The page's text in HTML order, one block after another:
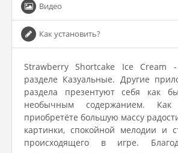
Видео
Как установить?
Strawberry Shortcake Ice Cream
разделе Казуальные. Другие
раздела презентуют себя как
необычным содержанием.
приобретёте большую массу
картинки, спокойной мелодии и
происходящего в игре.